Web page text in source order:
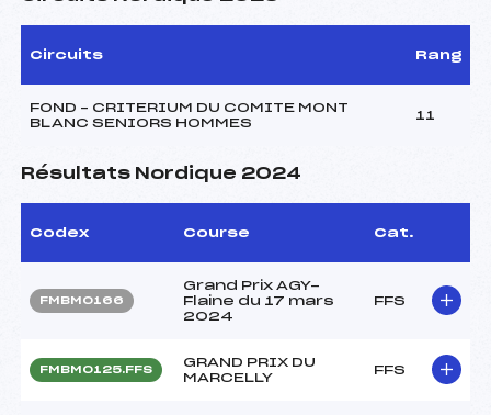
Circuits Rang
FOND – CRITERIUM DU COMITE MONT
BLANC SENIORS HOMMES
11
Résultats Nordique 2024
Codex Course Cat.
FMBM0166
Grand Prix AGY-
Flaine du 17 mars
2024
FFS
FMBM0125.FFS
GRAND PRIX DU
MARCELLY
FFS